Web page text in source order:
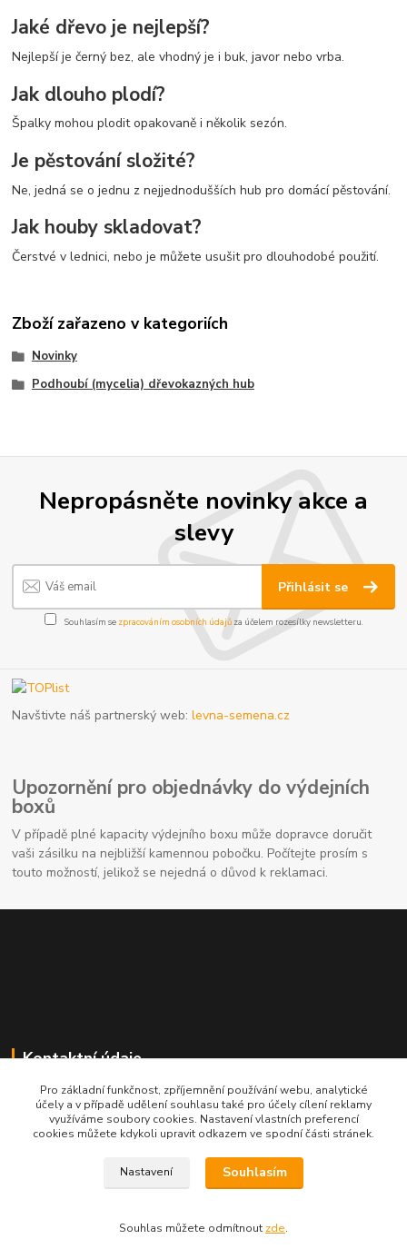
Jaké dřevo je nejlepší?
Nejlepší je černý bez, ale vhodný je i buk, javor nebo vrba.
Jak dlouho plodí?
Špalky mohou plodit opakovaně i několik sezón.
Je pěstování složité?
Ne, jedná se o jednu z nejjednodušších hub pro domácí pěstování.
Jak houby skladovat?
Čerstvé v lednici, nebo je můžete usušit pro dlouhodobé použití.
Zboží zařazeno v kategoriích
Novinky
Podhoubí (mycelia) dřevokazných hub
Nepropásněte novinky akce a
slevy
Přihlásit se
Souhlasím se zpracováním osobních údajůza účelem rozesílky newsletteru.
Navštivte náš partnerský web:levna-semena.cz
Upozornění pro objednávky do výdejních
boxů
V případě plné kapacity výdejního boxu může dopravce doručit
vaši zásilku na nejbližší kamennou pobočku. Počítejte prosím s
touto možností, jelikož se nejedná o důvod k reklamaci.
Kontaktní údaje
704691325
info@rostliny-prozdravi.cz
Pro základní funkčnost, zpříjemnění používání webu, analytické
účely a v případě udělení souhlasu také pro účely cílení reklamy
využíváme soubory cookies. Nastavení vlastních preferencí
cookies můžete kdykoli upravit odkazem ve spodní části stránek.
Nastavení Souhlasím
Souhlas můžete odmítnout zde.